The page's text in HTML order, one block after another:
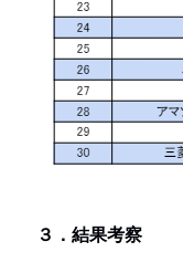
３．結果考察